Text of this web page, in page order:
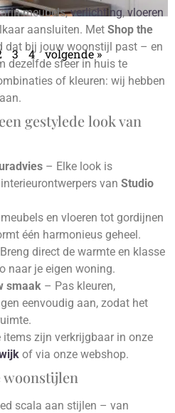
3 4 volgende »
meubels,verlichting, vloeren
aansluiten. Met Shop the
dat bij jouw woonstijl past – en
dezelfde sfeer in huis te
of kleuren: wij hebben
gestylede look van
– Elke look is
van Studio
en vloeren tot gordijnen
één harmonieus geheel.
direct de warmte en klasse
naar je eigen woning.
smaak – Pas kleuren,
eenvoudig aan, zodat het
items zijn verkrijgbaar in onze
of via onze webshop.
woonstijlen
scala aan stijlen – van